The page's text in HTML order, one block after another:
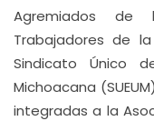
Agremiados de
Trabajadores de
Sindicato Único
Michoacana
integradas a la